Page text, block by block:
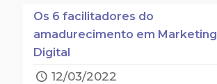
Os 6 facilitadores do
amadurecimento em Marketing
Digital
12/03/2022